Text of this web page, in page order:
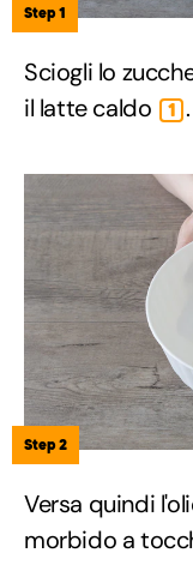
Step 1
Sciogli lo
il latte caldo
1 .
Step 2
Versa quindi
morbido a